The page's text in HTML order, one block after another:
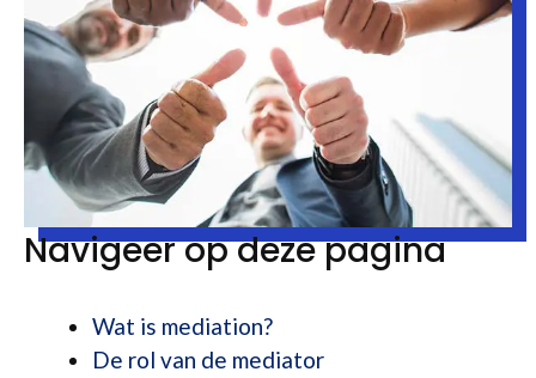
Navigeer op deze pagina
Wat is mediation?
De rol van de mediator